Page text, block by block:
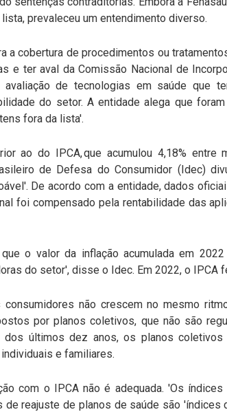
prevaleceu um entendimento diverso.
cobertura de procedimentos ou
e ter aval da Comissão Nacional de
de tecnologias em saúde que
do setor. A entidade alega que
fora da lista'.
ao do IPCA, que acumulou 4,18%
de Defesa do Consumidor (Idec)
De acordo com a entidade, dados
foi compensado pela rentabilidade das
o valor da inflação acumulada em
do setor', disse o Idec. Em 2022, o IPCA
não crescem no mesmo
por planos coletivos, que não são
últimos dez anos, os planos coletivos
e familiares.
com o IPCA não é adequada. 'Os
reajuste de planos de saúde são 'índices